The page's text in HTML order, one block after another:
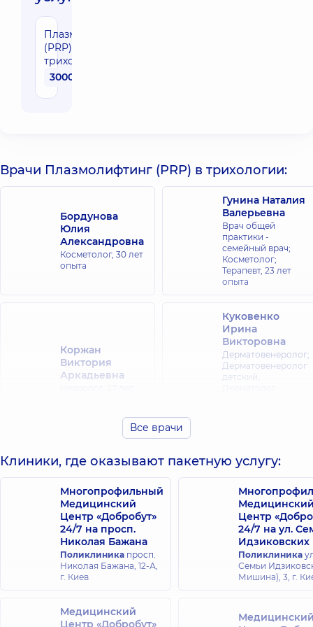
Плазмолифтинг
(PRP) в
трихологии
3000 грн
Врачи Плазмолифтинг (PRP) в трихологии:
Бордунова
Юлия
Александровна
Косметолог, 30 лет
опыта
Гунина Наталия
Валерьевна
Врач общей
практики -
семейный врач;
Косметолог;
Терапевт, 23 лет
опыта
Коржан
Виктория
Аркадьевна
Куковенко
Ирина
Викторовна
Дерматовенеролог;
Дерматовенеролог
детский;
Белавина
Татьяна
Васильевна
Дерматовенеролог;
Дерматовенеролог
детский, 25 лет
опыта
Вадимовна
Дерматовенеролог;
Дерматовенеролог
детский,7 лет
опыта
Женжеруха
Дерматовенеролог;
Дерматовенеролог
Евдокименко
Дерматовенеролог;
Все врачи
Клиники, где оказывают пакетную услугу:
Многопрофильный
Медицинский
Центр «Добробут»
24/7 на просп.
Николая Бажана
Поликлиника просп.
Николая Бажана, 12-А,
г. Киев
Центр
24/7 на ул.
Идзиковских
Поликлиника
Семьи
Мишина), 3, г.
Медицинский
Центр «Добробут»